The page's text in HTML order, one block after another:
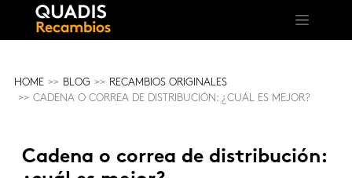
HOME BLOG
RECAMBIOS ORIGINALES
CADENA O CORREA DE DISTRIBUCIÓN: ¿CUÁL ES MEJOR?
Cadena o correa de distribución: